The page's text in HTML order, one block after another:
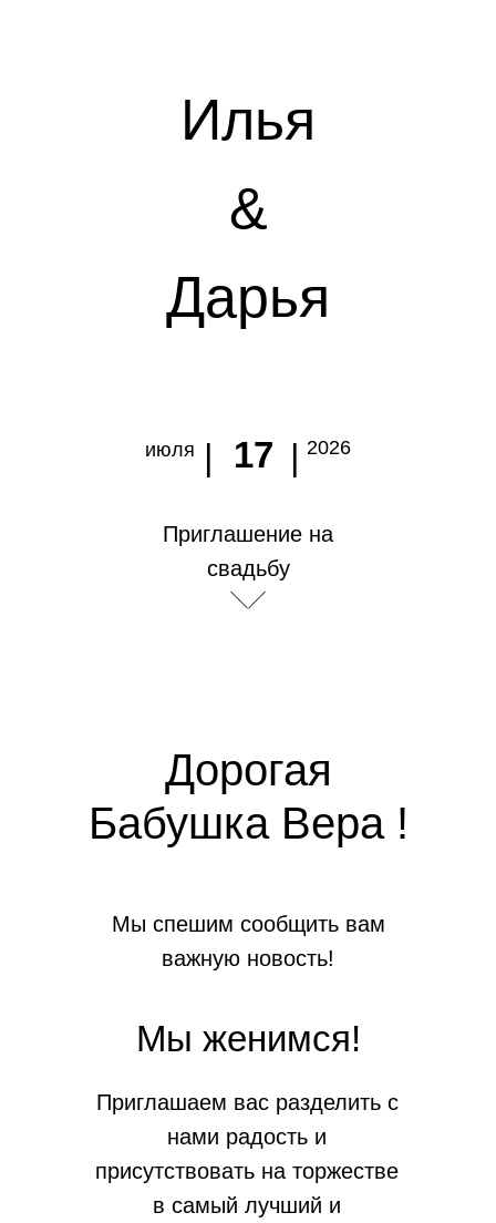
Приглашение на
свадьбу
Илья
&
Дарья
2026
июля 17
| |
Дорогая
Бабушка Вера !
Мы женимся!
Мы спешим сообщить вам
важную новость!
Приглашаем вас разделить с
нами радость и
присутствовать на торжестве
в самый лучший и